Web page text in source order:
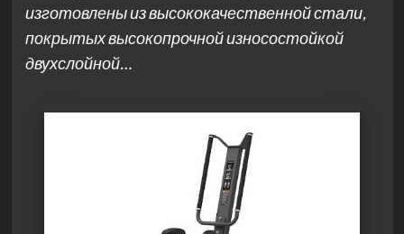
изготовлены из высококачественной стали,
покрытых высокопрочной износостойкой
двухслойной…